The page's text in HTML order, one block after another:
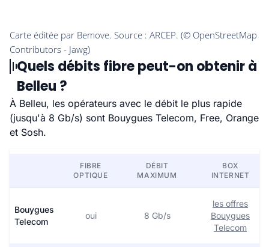
Quels débits fibre peut-on obtenir à
Belleu ?
À Belleu, les opérateurs avec le débit le plus rapide
(jusqu'à 8 Gb/s) sont Bouygues Telecom, Free, Orange
et Sosh.
FIBRE
OPTIQUE
DÉBIT
MAXIMUM
BOX
INTERNET
Bouygues
Telecom
oui 8 Gb/s
les offres
Bouygues
Telecom